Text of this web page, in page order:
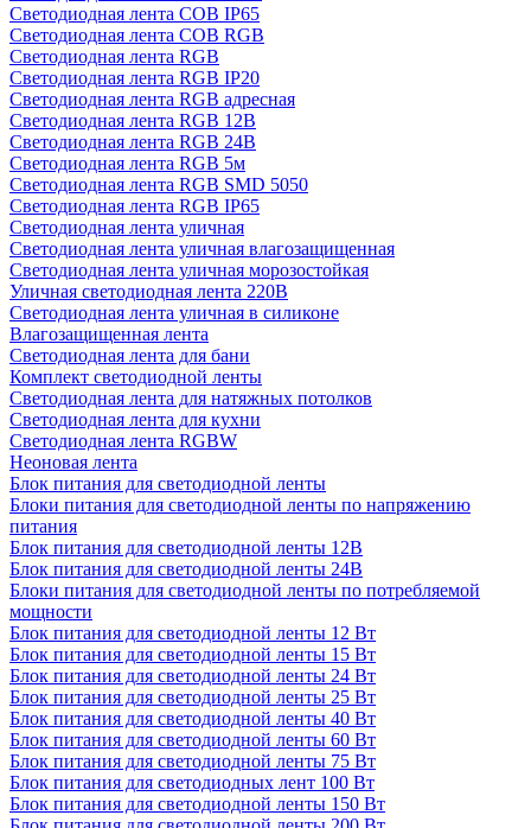
Светодиодная лента COB IP65
Светодиодная лента COB RGB
Светодиодная лента RGB
Светодиодная лента RGB IP20
Светодиодная лента RGB адресная
Светодиодная лента RGB 12В
Светодиодная лента RGB 24В
Светодиодная лента RGB 5м
Светодиодная лента RGB SMD 5050
Светодиодная лента RGB IP65
Светодиодная лента уличная
Светодиодная лента уличная влагозащищенная
Светодиодная лента уличная морозостойкая
Уличная светодиодная лента 220В
Светодиодная лента уличная в силиконе
Влагозащищенная лента
Светодиодная лента для бани
Комплект светодиодной ленты
Светодиодная лента для натяжных потолков
Светодиодная лента для кухни
Светодиодная лента RGBW
Неоновая лента
Блок питания для светодиодной ленты
Блоки питания для светодиодной ленты по напряжению
питания
Блок питания для светодиодной ленты 12В
Блок питания для светодиодной ленты 24В
Блоки питания для светодиодной ленты по потребляемой
мощности
Блок питания для светодиодной ленты 12 Вт
Блок питания для светодиодной ленты 15 Вт
Блок питания для светодиодной ленты 24 Вт
Блок питания для светодиодной ленты 25 Вт
Блок питания для светодиодной ленты 40 Вт
Блок питания для светодиодной ленты 60 Вт
Блок питания для светодиодной ленты 75 Вт
Блок питания для светодиодных лент 100 Вт
Блок питания для светодиодной ленты 150 Вт